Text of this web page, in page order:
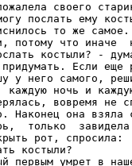
своего
послать ему
то же
потому что иначе
костыли? -
Если еще
у него самого,
каждую ночь и
вовремя не
Наконец она взяла
только
рот, спросила:
костыли?
первым умрет в